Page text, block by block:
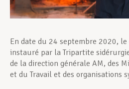
En date du 24 septembre 2020,
instauré par la Tripartite
de la direction générale AM, des
et du Travail et des organisations